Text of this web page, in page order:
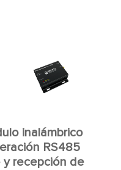
inalámbrico
RS485
recepción de